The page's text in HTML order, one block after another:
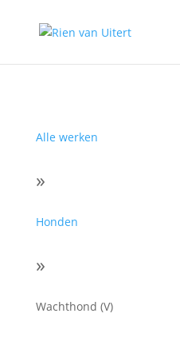
Alle werken
»
Honden
»
Wachthond (V)